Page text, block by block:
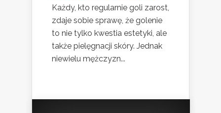
Każdy, kto regularnie goli zarost,
zdaje sobie sprawę, że golenie
to nie tylko kwestia estetyki, ale
także pielęgnacji skóry. Jednak
niewielu mężczyzn...